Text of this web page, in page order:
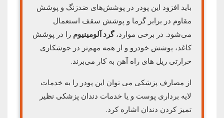
باید افزود این پودر در پوشش‌های ضدزنگ و پوشش
مقاوم در برابر گرما و پوشش سقف استعمال
می‌شود. در برخی موارد،گرد آلومینیوم را در پوشش
کاغذ، پوشش خودرو و از همه مهم‌تر در جوشکاری
حرارتی ریل‌ های راه آهن به کار می‌برند.
از مصارف پزشکی می‌ توان این پودر را به خدمات
لایه‌ برداری پوست و یا خدمات دندان‌ پزشکی نظیر
تمیز کردن دندان اشاره کرد.